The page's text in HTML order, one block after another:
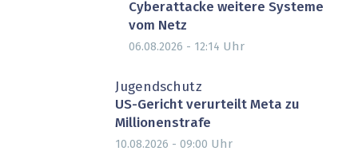
Cyberattacke weitere Systeme
vom Netz
06.08.2026 - 12:14 Uhr
Jugendschutz
US-Gericht verurteilt Meta zu
Millionenstrafe
10.08.2026 - 09:00 Uhr